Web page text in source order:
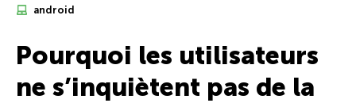
android
Pourquoi les utilisateurs
ne s’inquiètent pas de la